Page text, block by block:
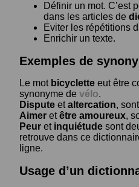
Définir un mot. C’est
dans les articles de
Eviter les répétitions
Enrichir un texte.
Exemples de
Le mot bicyclette eut être
synonyme de vélo.
Dispute etaltercation,
Aimer etêtre amoureux,
Peur et inquiétude sont
retrouve dans ce
ligne.
Usage d’un